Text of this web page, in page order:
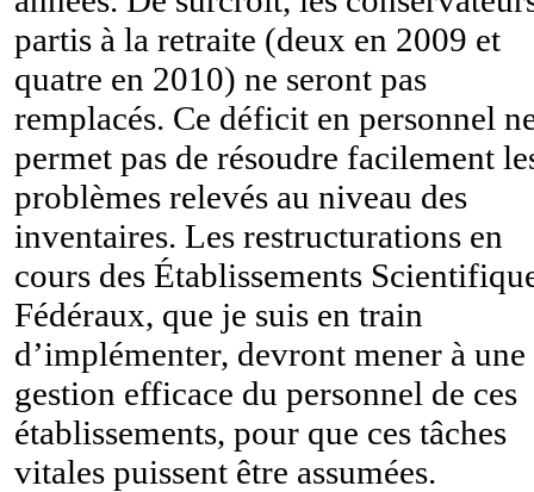
partis à la retraite (deux en 2009 et
quatre en 2010) ne seront pas
remplacés. Ce déficit en personnel
permet pas de résoudre facilement
problèmes relevés au niveau des
inventaires. Les restructurations en
cours des Établissements
Fédéraux, que je suis en train
d’implémenter, devront mener à une
gestion efficace du personnel de ces
établissements, pour que ces tâches
vitales puissent être assumées.